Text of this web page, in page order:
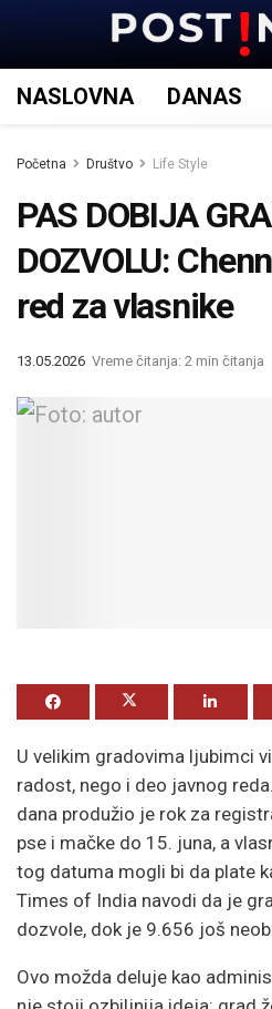
NASLOVNA DANAS
Početna Društvo Life Style
PAS DOBIJA
DOZVOLU:
red za vlasnike
13.05.2026 Vreme čitanja: 2 min čitanja
U velikim gradovima ljubimci
radost, nego i deo javnog
dana produžio je rok za
pse i mačke do 15. juna, a
tog datuma mogli bi da plate
Times of India navodi da je
dozvole, dok je 9.656 još
Ovo možda deluje kao